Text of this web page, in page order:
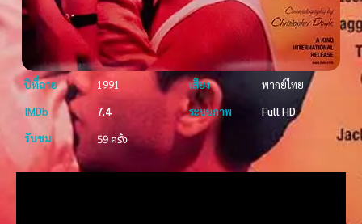
ปีที่ฉาย 1991 เสียง
พากย์ไทย
IMDb
7.4 ระบบภาพ
Full HD
รับชม
59 ครั้ง